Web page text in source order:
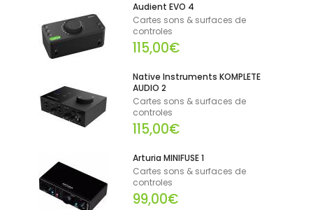
Audient EVO 4
Cartes sons & surfaces de
controles
115,00€
Native Instruments KOMPLETE
AUDIO 2
Cartes sons & surfaces de
controles
115,00€
Arturia MINIFUSE 1
Cartes sons & surfaces de
controles
99,00€